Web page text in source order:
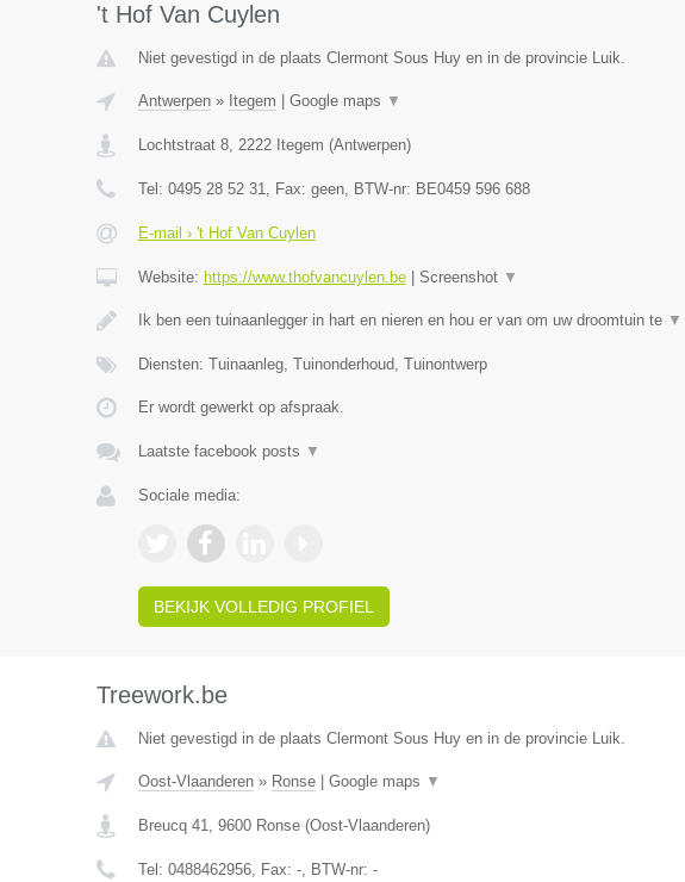
't Hof Van Cuylen
Niet gevestigd in de plaats Clermont Sous Huy en in de provincie Luik.
Antwerpen» Itegem Google maps ▼
Lochtstraat 8, 2222 Itegem (Antwerpen)
Tel: 0495 28 52 31, Fax: geen, BTW-nr: BE0459 596 688
E-mail › 't Hof Van Cuylen
Website: https://www.thofvancuylen.be| Screenshot ▼
Ik ben een tuinaanlegger in hart en nieren en hou er van om uw droomtuin te ▼
Diensten: Tuinaanleg, Tuinonderhoud, Tuinontwerp
Er wordt gewerkt op afspraak.
Laatste facebook posts ▼
Sociale media:
BEKIJK VOLLEDIG PROFIEL
Treework.be
Niet gevestigd in de plaats Clermont Sous Huy en in de provincie Luik.
Oost-Vlaanderen» Ronse| Google maps ▼
Breucq 41, 9600 Ronse(Oost-Vlaanderen)
Tel: 0488462956, Fax: -, BTW-nr: -